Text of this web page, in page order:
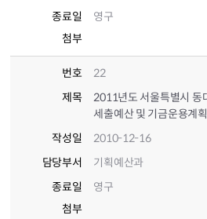
종료일
영구
첨부
번호
22
제목
2011년도 서울특별시 동
세출예산 및 기금운용계
작성일
2010-12-16
담당부서
기획예산과
종료일
영구
첨부